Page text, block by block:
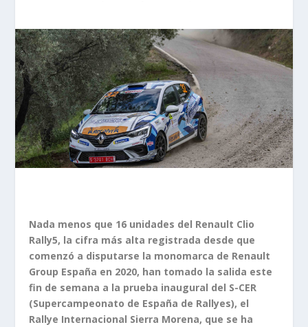
Nada menos que 16 unidades del Renault Clio
Rally5, la cifra más alta registrada desde que
comenzó a disputarse la monomarca de Renault
Group España en 2020, han tomado la salida este
fin de semana a la prueba inaugural del S-CER
(Supercampeonato de España de Rallyes), el
Rallye Internacional Sierra Morena, que se ha